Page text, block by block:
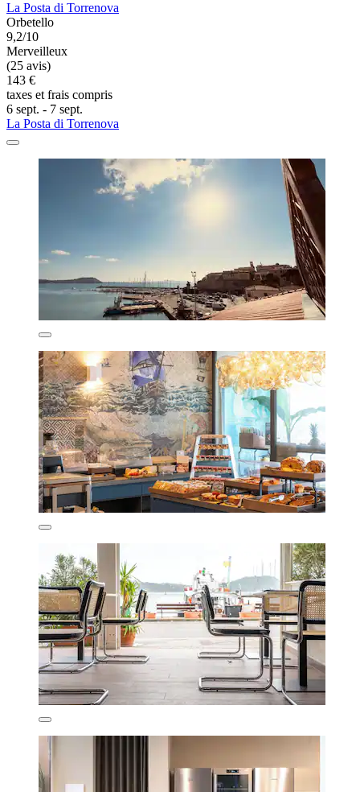
La Posta di Torrenova
Orbetello
9,2/10
Merveilleux
(25 avis)
143 €
taxes et frais compris
6 sept. - 7 sept.
La Posta di Torrenova